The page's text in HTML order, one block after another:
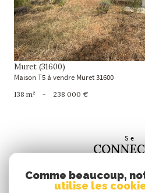
Muret (31600)
Maison T5 à vendre Muret 31600
138 m² - 238 000 €
Se
espace
Comme beaucoup,
utilise les